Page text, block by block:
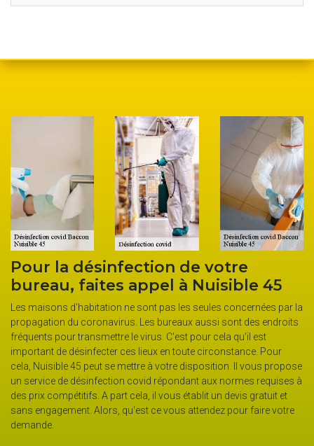
par la
endroits
propose
à
et
votre
La désinfection virus assurée
société Nuisible 45
Installée dans la ville de Baccon, la société Nuisible 45 peut
intervenir dans tout le 45130 et dans les environs. Elle assure
prestations de qualité pour la désinfection virus. Avant
le produit désinfectant, son équipe procède d’abord au
des surfaces à désinfecter. Pour cette étape, elle utilise des
produits écologiques. Après le nettoyage, elle applique le
désinfectant afin d’éliminer 99,99 % des virus dans votre
ou dans votre bureau. Si vous voulez les détails à propos du
de l’opération, appelez le service clientèle, le responsable vous